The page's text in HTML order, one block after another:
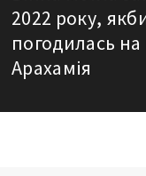
post:
2022 року,
погодилась
Арахамія